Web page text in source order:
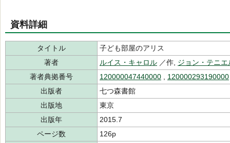
資料詳細
タイトル
子ども部屋のアリス
著者
ルイス・キャロル ／作, ジョン・テニエ
著者典拠番号
120000047440000 120000293190000
出版者
七つ森書館
出版地
東京
出版年
2015.7
ページ数
126p